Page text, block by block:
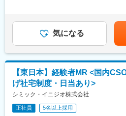
にくく、安定した売上を誇っていま
・当社は、東証プライム上場以来
グループに属しており、主力事業
＜社会貢献度の高さ＞
自身の売上・営業活動が患者さん
とに繋がるため、やりがいをもっ
＜頑張りは適切に評価＞
成果に応じた評価制度が整ってお
も目指せます。
具体的には、「どんな病気に効く
注意点）／品質に問題はないか」
また、現場で使われた際の声を聞
い薬づくりにも貢献します
自分が関わった薬が患者様の治療
いのある仕事です
＼＼求人のポイント／／
◎未経験から医療業界へ｜大手製
◎3ヶ月研修＋OJTでゼロから育成
を全額支給 ■賞与年2回（昨年度
全国勤務が可能な方は、50万円の
後の翌月給与で支給)賃金はあく
通じて上下する可能性があります
表記です。
気になる
【東日本】経験者MR <国内
げ社宅制度・日当あり>
シミック・イニジオ株式会社
正社員 5名以上採用